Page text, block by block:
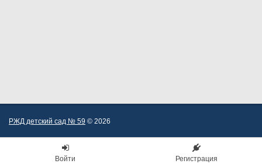
РЖД детский сад № 59 © 2026
Войти Регистрация